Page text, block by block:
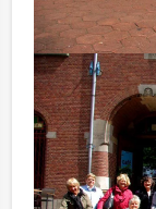
Route
De
geen vaste
over vertelt of